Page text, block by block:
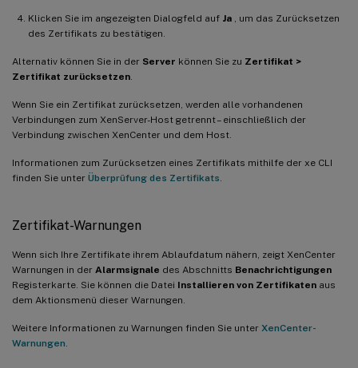
Klicken Sie im angezeigten Dialogfeld auf Ja , um das Zurücksetzen
des Zertifikats zu bestätigen.
Alternativ können Sie in der Server können Sie zu Zertifikat >
Zertifikat zurücksetzen
Wenn Sie ein Zertifikat zurücksetzen, werden alle vorhandenen
Verbindungen zum XenServer-Host getrennt – einschließlich der
Verbindung zwischen XenCenter und dem Host.
Informationen zum Zurücksetzen eines Zertifikats mithilfe der xe CLI
finden Sie unter Überprüfung des Zertifikats
Zertifikat-Warnungen
Wenn sich Ihre Zertifikate ihrem Ablaufdatum nähern, zeigt XenCenter
Warnungen in der Alarmsignale des Abschnitts Benachrichtigungen
Registerkarte. Sie können die Datei Installieren von Zertifikaten aus
dem Aktionsmenü dieser Warnungen.
Weitere Informationen zu Warnungen finden Sie unter XenCenter-
Warnungen